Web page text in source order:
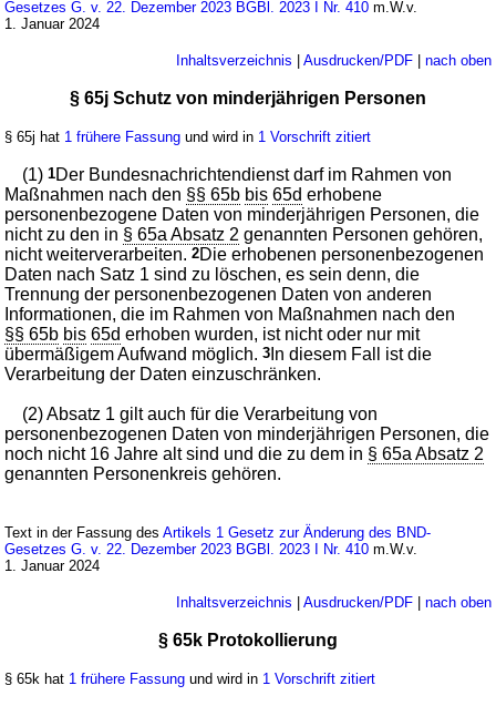
Gesetzes G. v. 22. Dezember 2023 BGBl. 2023 I Nr. 410 m.W.v.
1. Januar 2024
Inhaltsverzeichnis Ausdrucken/PDF| nach oben
§ 65j Schutz von minderjährigen Personen
§ 65j hat 1 frühere Fassung und wird in 1 Vorschrift zitiert
(1)1Der Bundesnachrichtendienst darf im Rahmen von
Maßnahmen nach den §§ 65b bis 65d erhobene
personenbezogene Daten von minderjährigen Personen, die
nicht zu den in § 65a Absatz 2 genannten Personen gehören,
nicht weiterverarbeiten.2Die erhobenen personenbezogenen
Daten nach Satz 1 sind zu löschen, es sein denn, die
Trennung der personenbezogenen Daten von anderen
Informationen, die im Rahmen von Maßnahmen nach den
§§ 65b bis 65d erhoben wurden, ist nicht oder nur mit
übermäßigem Aufwand möglich.3 In diesem Fall ist die
Verarbeitung der Daten einzuschränken.
(2) Absatz 1 gilt auch für die Verarbeitung von
personenbezogenen Daten von minderjährigen Personen, die
noch nicht 16 Jahre alt sind und die zu dem in § 65a Absatz 2
genannten Personenkreis gehören.
Text in der Fassung desArtikels 1 Gesetz zur Änderung des BND-
Gesetzes G. v. 22. Dezember 2023 BGBl. 2023 I Nr. 410 m.W.v.
1. Januar 2024
Inhaltsverzeichnis Ausdrucken/PDF| nach oben
§ 65k Protokollierung
§ 65k hat 1 frühere Fassung und wird in 1 Vorschrift zitiert